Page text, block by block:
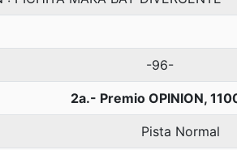
-96-
2a.- Premio OPINION,
Pista Normal